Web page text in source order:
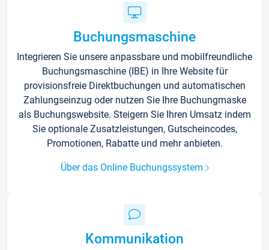
Buchungsmaschine
Integrieren Sie unsere anpassbare und mobilfreundliche
Buchungsmaschine (IBE) in Ihre Website für
provisionsfreie Direktbuchungen und automatischen
Zahlungseinzug oder nutzen Sie Ihre Buchungmaske
als Buchungswebsite. Steigern Sie Ihren Umsatz indem
Sie optionale Zusatzleistungen, Gutscheincodes,
Promotionen, Rabatte und mehr anbieten.
Über das Online Buchungssystem
Kommunikation